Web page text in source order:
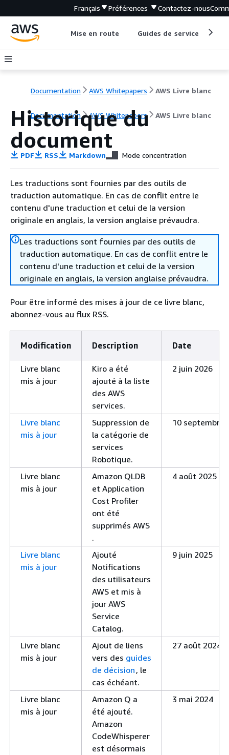
Français Préférences Contactez-nous
Mise en route Guides de service
Documentation AWS Whitepapers AWS Livre blanc
Documentation AWS Whitepapers AWS Livre blanc
Historique du
document
PDF RSS Markdown Mode concentration
Les traductions sont fournies par des outils de
traduction automatique. En cas de conflit entre le
contenu d'une traduction et celui de la version
originale en anglais, la version anglaise prévaudra.
Les traductions sont fournies par des outils de
traduction automatique. En cas de conflit entre le
contenu d'une traduction et celui de la version
originale en anglais, la version anglaise prévaudra.
Pour être informé des mises à jour de ce livre blanc,
abonnez-vous au flux RSS.
Modification Description Date
Livre blanc
mis à jour
Kiro a été
ajouté à la liste
des AWS
services.
2 juin 2026
Livre blanc
mis à jour
Suppression de
la catégorie de
services
Robotique.
10 septembre
Livre blanc
mis à jour
Amazon QLDB
et Application
Cost Profiler
ont été
supprimés AWS
.
4 août 2025
Livre blanc
mis à jour
Ajouté
Notifications
des utilisateurs
AWS et mis à
jour AWS
Service
Catalog.
9 juin 2025
Livre blanc
mis à jour
Ajout de liens
vers des guides
de décision , le
cas échéant.
27 août 2024
Livre blanc
mis à jour
Amazon Q a
été ajouté.
Amazon
CodeWhisperer
est désormais
3 mai 2024